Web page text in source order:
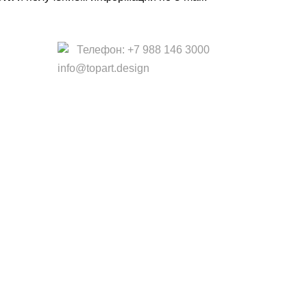
Телефон: +7 988 146 3000
info@topart.design